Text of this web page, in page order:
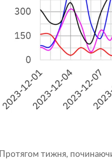
Протягом тижня, починаючи